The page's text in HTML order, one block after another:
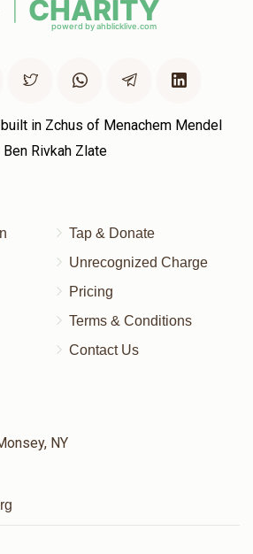
in Zchus of Menachem Mendel
Ben Rivkah Zlate
Tap & Donate
Unrecognized Charge
Pricing
Terms & Conditions
Contact Us
NY